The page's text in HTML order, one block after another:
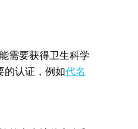
需要获得卫生科学
的认证，例如代名